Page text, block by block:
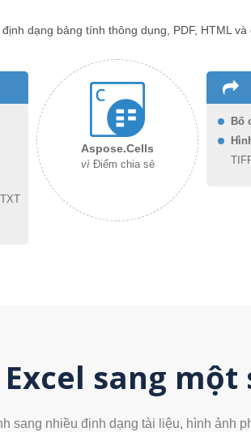
dạng bảng tính thông dụng, PDF, HTML
Bố
Aspose.Cells
vì Điểm chia sẻ
sang
sang nhiều định dạng tài liệu, hình ảnh